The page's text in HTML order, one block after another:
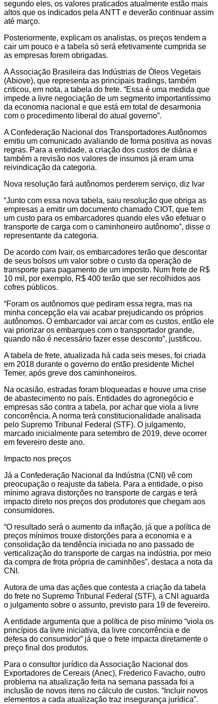
segundo eles, os valores praticados atualmente estão mais
altos que os indicados pela ANTT e deverão continuar assim
até março.
Posteriormente, explicam os analistas, os preços tendem a
cair um pouco e a tabela só será efetivamente cumprida se
as empresas forem obrigadas.
A Associação Brasileira das Indústrias de Óleos Vegetais
(Abiove), que representa as principais tradings, também
criticou, em nota, a tabela do frete. “Essa é uma medida que
impede a livre negociação de um segmento importantíssimo
da economia nacional e que está em total de desarmonia
com o procedimento liberal do atual governo”.
A Confederação Nacional dos Transportadores Autônomos
emitiu um comunicado avaliando de forma positiva as novas
regras. Para a entidade, a criação dos custos de diária e
também a revisão nos valores de insumos já eram uma
reivindicação da categoria.
Nova resolução fará autônomos perderem serviço, diz Ivar
“Junto com essa nova tabela, saiu resolução que obriga as
empresas a emitir um documento chamado CIOT, que tem
um custo para os embarcadores quando eles vão efetuar o
transporte de carga com o caminhoneiro autônomo”, disse o
representante da categoria.
De acordo com Ivair, os embarcadores terão que descontar
de seus bolsos um valor sobre o custo da operação de
transporte para pagamento de um imposto. Num frete de R$
10 mil, por exemplo, R$ 400 terão que ser recolhidos aos
cofres públicos.
“Foram os autônomos que pediram essa regra, mas na
minha concepção ela vai acabar prejudicando os próprios
autônomos. O embarcador vai arcar com os custos, então ele
vai priorizar os embarques com o transportador grande,
quando não é necessário fazer esse desconto”, justificou.
A tabela de frete, atualizada há cada seis meses, foi criada
em 2018 durante o governo do então presidente Michel
Temer, após greve dos caminhoneiros.
Na ocasião, estradas foram bloqueadas e houve uma crise
de abastecimento no país. Entidades do agronegócio e
empresas são contra a tabela, por achar que viola a livre
concorrência. A norma terá constitucionalidade analisada
pelo Supremo Tribunal Federal (STF). O julgamento,
marcado inicialmente para setembro de 2019, deve ocorrer
em fevereiro deste ano.
Impacto nos preços
Já a Confederação Nacional da Indústria (CNI) vê com
preocupação o reajuste da tabela. Para a entidade, o piso
mínimo agrava distorções no transporte de cargas e terá
impacto direto nos preços dos produtores que chegam aos
consumidores.
“O resultado será o aumento da inflação, já que a política de
preços mínimos trouxe distorções para a economia e a
consolidação da tendência iniciada no ano passado de
verticalização do transporte de cargas na indústria, por meio
da compra de frota própria de caminhões”, destaca a nota da
CNI.
Autora de uma das ações que contesta a criação da tabela
do frete no Supremo Tribunal Federal (STF), a CNI aguarda
o julgamento sobre o assunto, previsto para 19 de fevereiro.
A entidade argumenta que a política de piso mínimo “viola os
princípios da livre iniciativa, da livre concorrência e de
defesa do consumidor” já que o frete impacta diretamente o
preço final dos produtos.
Para o consultor jurídico da Associação Nacional dos
Exportadores de Cereais (Anec), Frederico Favacho, outro
problema na atualização feita na semana passada foi a
inclusão de novos itens no cálculo de custos. “Incluir novos
elementos a cada atualização traz insegurança jurídica”.